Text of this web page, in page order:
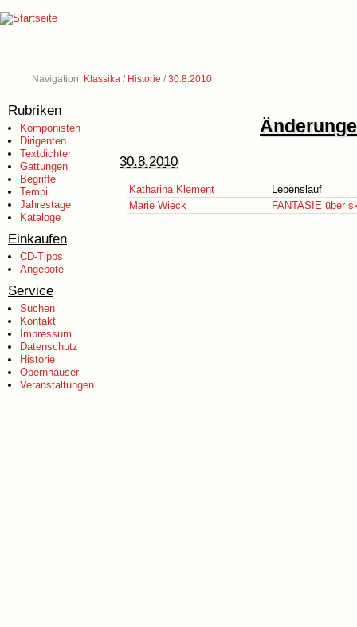
Navigation: Klassika / Historie /30.8.2010
Rubriken
Komponisten
Dirigenten
Textdichter
Gattungen
Begriffe
Tempi
Jahrestage
Kataloge
Einkaufen
CD-Tipps
Angebote
Service
Suchen
Kontakt
Impressum
Datenschutz
Historie
Opernhäuser
Veranstaltungen
30.8.2010
Katharina Klement
Lebenslauf
Marie Wieck
FANTASIE über